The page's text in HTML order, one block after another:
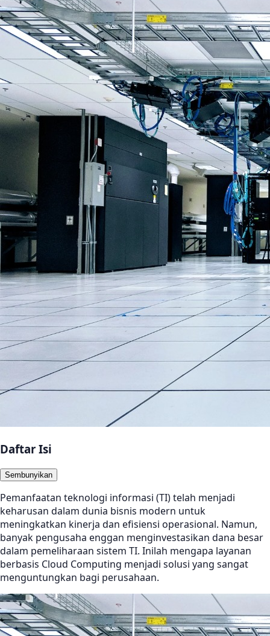
Daftar Isi
Sembunyikan
Pemanfaatan teknologi informasi (TI) telah menjadi
keharusan dalam dunia bisnis modern untuk
meningkatkan kinerja dan efisiensi operasional. Namun,
banyak pengusaha enggan menginvestasikan dana besar
dalam pemeliharaan sistem TI. Inilah mengapa layanan
berbasis Cloud Computing menjadi solusi yang sangat
menguntungkan bagi perusahaan.